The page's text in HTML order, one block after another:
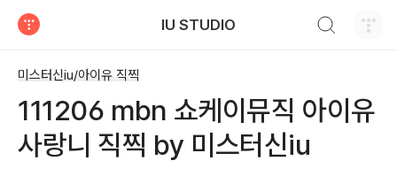
IU STUDIO
미스터신iu/아이유 직찍
111206 mbn 쇼케이뮤직 아이유
사랑니 직찍 by 미스터신iu